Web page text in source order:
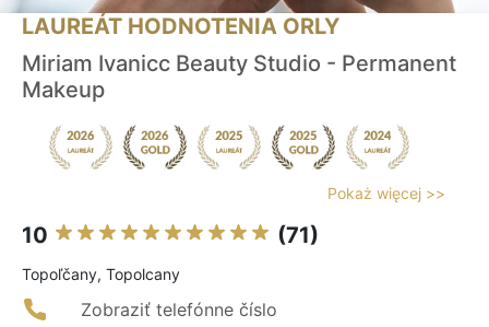
LAUREÁT HODNOTENIA ORLY
Miriam Ivanicc Beauty Studio - Permanent
Makeup
Pokaż więcej >>
10 (71)
Topoľčany, Topolcany
Zobraziť telefónne číslo